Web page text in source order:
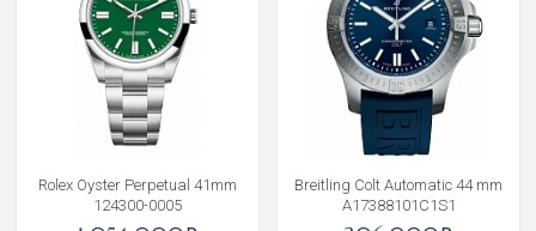
Rolex Oyster Perpetual 41mm
124300-0005
Breitling Colt Automatic 44 mm
A17388101C1S1